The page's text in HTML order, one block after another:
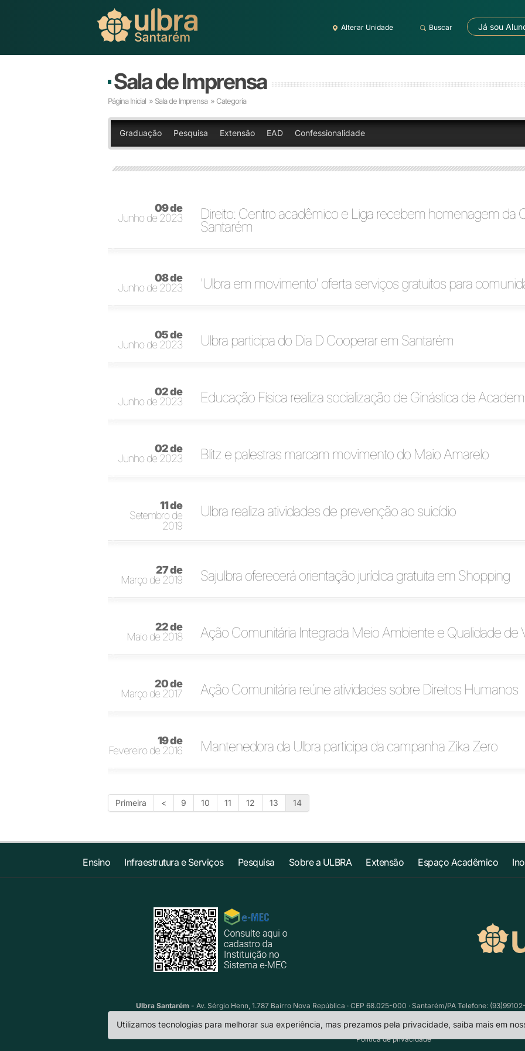
Alterar Unidade Buscar Já sou
Sala de Imprensa
Página Inicial » Sala de Imprensa » Categoria
Graduação Pesquisa Extensão EAD Confessionalidade
09 de
Junho de 2023
Direito: Centro acadêmico e Liga recebem homenagem da
Santarém
08 de
Junho de 2023
'Ulbra em movimento' oferta serviços gratuitos para
05 de
Junho de 2023
Ulbra participa do Dia D Cooperar em Santarém
02 de
Junho de 2023
Educação Física realiza socialização de Ginástica de
02 de
Junho de 2023
Blitz e palestras marcam movimento do Maio Amarelo
11 de
Setembro de
2019
Ulbra realiza atividades de prevenção ao suicídio
27 de
Março de 2019
Sajulbra oferecerá orientação jurídica gratuita em Shopping
22 de
Maio de 2018
Ação Comunitária Integrada Meio Ambiente e Qualidade de
20 de
Março de 2017
Ação Comunitária reúne atividades sobre Direitos Humanos
19 de
Fevereiro de 2016
Mantenedora da Ulbra participa da campanha Zika Zero
Primeira < 9 10 11 12 13 14
Ensino Infraestrutura e Serviços Pesquisa Sobre a ULBRA Extensão Espaço Acadêmico
Ulbra Santarém - Av. Sérgio Henn, 1.787 Bairro Nova República · CEP 68.025-000 · Santarém/PA Telefone:
Política de privacidade
Utilizamos tecnologias para melhorar sua experiência, mas prezamos pela privacidade, saiba mais em